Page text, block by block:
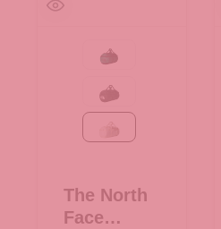
Evergreen-TNF Black
TNF Black
White Dune-TNF White
The North
Face